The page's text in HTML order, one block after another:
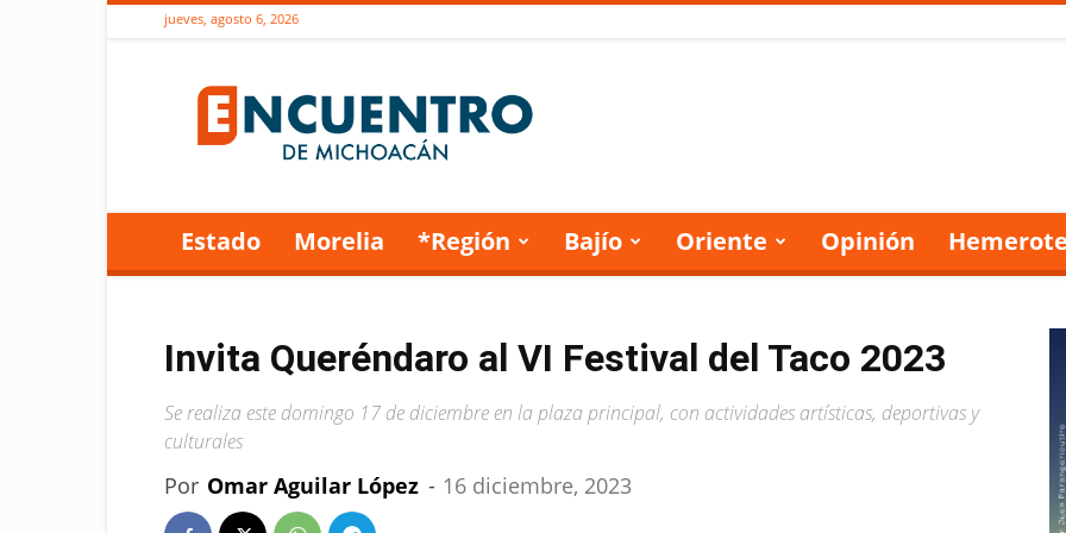
jueves, agosto 6, 2026
de
Michoacán
Estado Morelia *Región Bajío Oriente Opinión
Invita Queréndaro al VI Festival del Taco 2023
Se realiza este domingo 17 de diciembre en la plaza principal, con actividades artísticas, deportivas y
culturales
Por Omar Aguilar López - 16 diciembre, 2023